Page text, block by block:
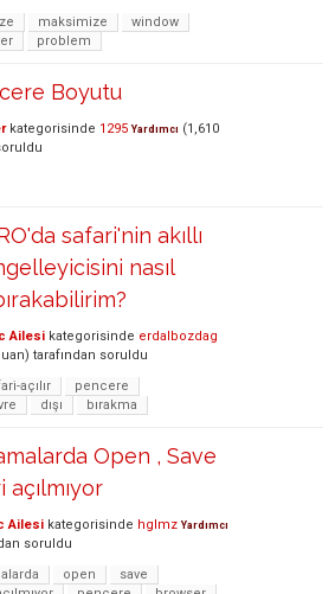
maksimize
window
problem
Boyutu
kategorisinde 1295 Yardımcı (1,610
safari'nin akıllı
nasıl
Ailesi kategorisinde erdalbozdag
tarafından soruldu
açılır
pencere
dışı bırakma
Open , Save
Ailesi kategorisinde hglmz Yardımcı
soruldu
open
save